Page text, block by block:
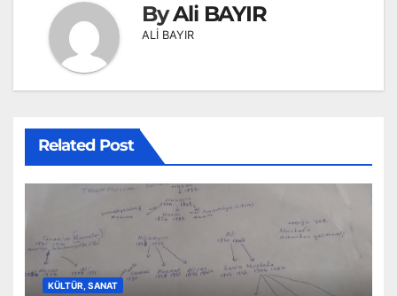
ByAli BAYIR
ALİ BAYIR
Related Post
KÜLTÜR, SANAT